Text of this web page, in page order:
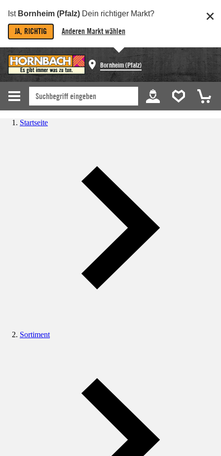
Ist Bornheim (Pfalz) Dein richtiger Markt?
JA, RICHTIG Anderen Markt wählen
Bornheim (Pfalz)
Startseite
Sortiment